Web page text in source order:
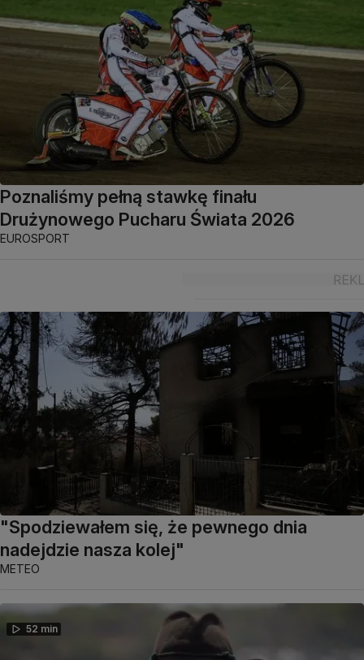
Poznaliśmy pełną stawkę finału
Drużynowego Pucharu Świata 2026
EUROSPORT
"Spodziewałem się, że pewnego dnia
nadejdzie nasza kolej"
METEO
52 min